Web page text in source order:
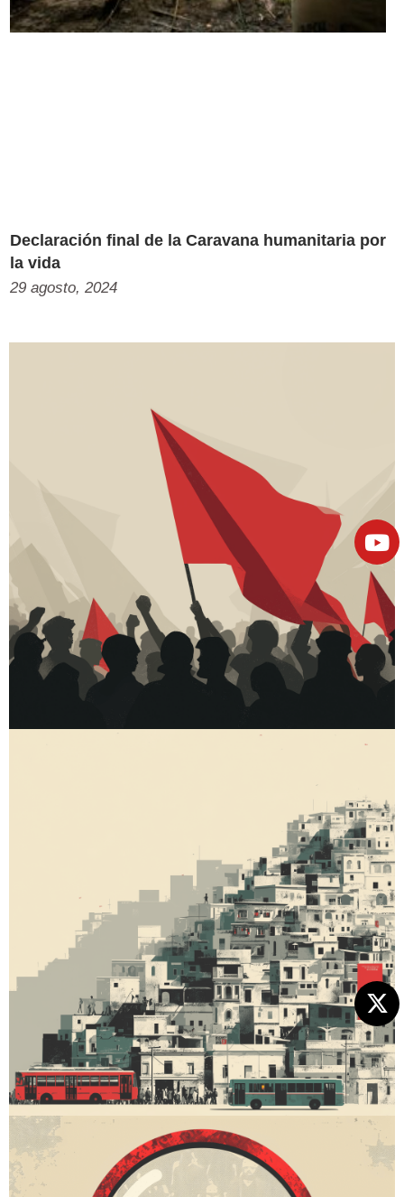
Declaración final de la Caravana humanitaria por
la vida
29 agosto, 2024